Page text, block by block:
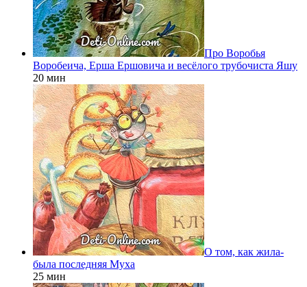
Про Воробья
Воробеича, Ерша Ершовича и весёлого трубочиста Яшу
20 мин
О том, как жила-
была последняя Муха
25 мин